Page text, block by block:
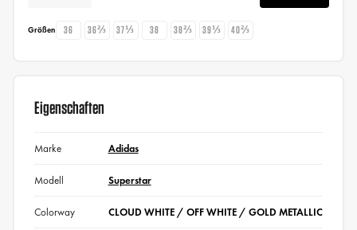
Größen 36 36⅔ 37⅓ 38 38⅔ 39⅓ 40⅔
Eigenschaften
Marke Adidas
Modell Superstar
Colorway CLOUD WHITE / OFF WHITE / GOLD METALLIC